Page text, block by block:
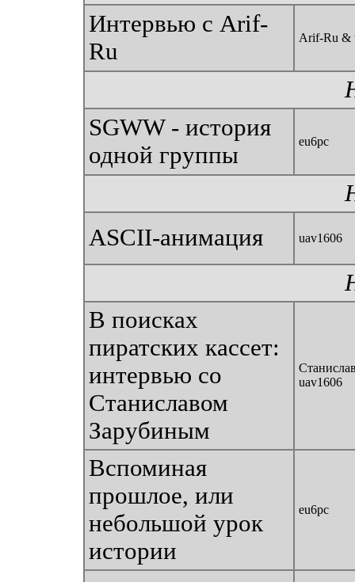
Интервью с Arif-
Ru
Arif-Ru &
SGWW - история
одной группы
eu6pc
ASCII-анимация
uav1606
В поисках
пиратских кассет:
интервью со
Станиславом
Зарубиным
uav1606
Вспоминая
прошлое, или
небольшой урок
истории
eu6pc